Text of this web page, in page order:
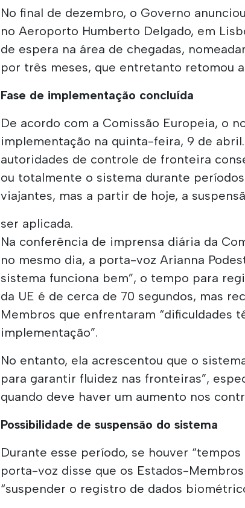
No final de dezembro, o Governo
no Aeroporto Humberto Delgado, em
de espera na área de chegadas,
por três meses, que entretanto retomou
Fase de implementação concluída
De acordo com a Comissão Europeia, o
implementação na quinta-feira, 9 de
autoridades de controle de fronteira
ou totalmente o sistema durante
viajantes, mas a partir de hoje, a
ser aplicada.
Na conferência de imprensa diária da
no mesmo dia, a porta-voz Arianna
sistema funciona bem”, o tempo para
da UE é de cerca de 70 segundos, mas
Membros que enfrentaram “dificuldades
implementação”.
No entanto, ela acrescentou que o
para garantir fluidez nas fronteiras”,
quando deve haver um aumento nos
Possibilidade de suspensão do sistema
Durante esse período, se houver
porta-voz disse que os Estados-
“suspender o registro de dados